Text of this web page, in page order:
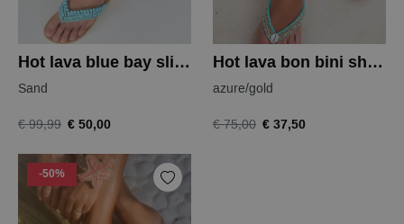
Hot lava blue bay slippers
Sand
€ 99,99 € 50,00
Hot lava bon bini shell slippers
azure/gold
€ 75,00 € 37,50
-50%